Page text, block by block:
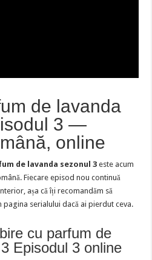
de lavanda
3 —
online
de lavanda sezonul 3 este acum
Fiecare episod nou continuă
așa că îți recomandăm să
serialului dacă ai pierdut ceva.
cu parfum de
Episodul 3 online